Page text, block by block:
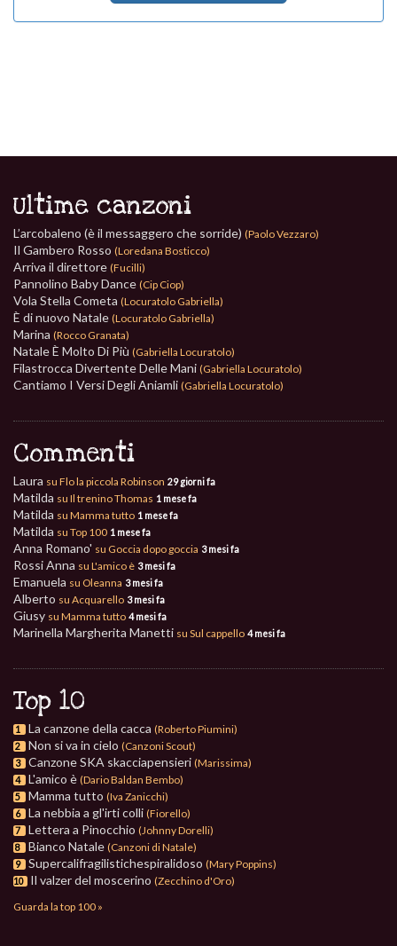
Ultime canzoni
L’arcobaleno (è il messaggero che sorride) (Paolo Vezzaro)
Il Gambero Rosso (Loredana Bosticco)
Arriva il direttore (Fucilli)
Pannolino Baby Dance (Cip Ciop)
Vola Stella Cometa (Locuratolo Gabriella)
È di nuovo Natale (Locuratolo Gabriella)
Marina (Rocco Granata)
Natale È Molto Di Più (Gabriella Locuratolo)
Filastrocca Divertente Delle Mani (Gabriella Locuratolo)
Cantiamo I Versi Degli Aniamli (Gabriella Locuratolo)
Commenti
Laura su Flo la piccola Robinson 29 giorni fa
Matilda su Il trenino Thomas 1 mese fa
Matilda su Mamma tutto 1 mese fa
Matilda su Top 100 1 mese fa
Anna Romano' su Goccia dopo goccia 3 mesi fa
Rossi Anna su L'amico è 3 mesi fa
Emanuela su Oleanna 3 mesi fa
Alberto su Acquarello 3 mesi fa
Giusy su Mamma tutto 4 mesi fa
Marinella Margherita Manetti su Sul cappello 4 mesi fa
Top 10
1 La canzone della cacca (Roberto Piumini)
2 Non si va in cielo (Canzoni Scout)
3 Canzone SKA skacciapensieri (Marissima)
4 L'amico è (Dario Baldan Bembo)
5 Mamma tutto (Iva Zanicchi)
6 La nebbia a gl'irti colli (Fiorello)
7 Lettera a Pinocchio (Johnny Dorelli)
8 Bianco Natale (Canzoni di Natale)
9 Supercalifragilistichespiralidoso (Mary Poppins)
10 Il valzer del moscerino (Zecchino d'Oro)
Guarda la top 100 »